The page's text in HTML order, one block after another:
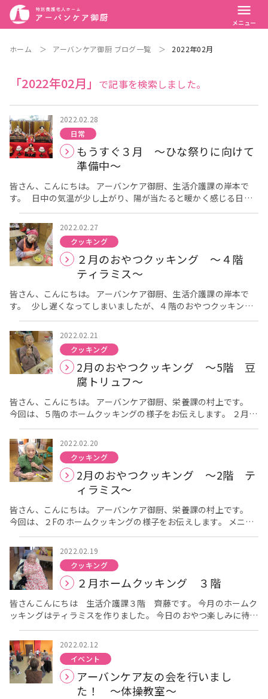
menu
メニュー
ホーム ＞ アーバンケア御厨 ブログ一覧 ＞ 2022年02月
「2022年02月」 で記事を検索しました。
2022.02.28
日常
もうすぐ３月 ～ひな祭りに向けて
準備中～
皆さん、こんにちは。 アーバンケア御厨、生活介護課の岸本で
す。 日中の気温が少し上がり、陽が当たると暖かく感じる日も
ありますね。 しかし、朝晩の冷え込みはまだ強いですので、体調
管理をしっかりなさって下さい。 もうすぐ３月。 ３月の代表的
な行事と言えばひな祭りですよね。 “桃の節句”とも呼ばれます。
桃の木は聖なる木とされていて、邪気払いの力もあるそうです。
今年も１階にひな人形を飾りました。 優しいお顔をされていま
す。 三人官女の真ん中の方は女官長で、結婚しているので眉毛が
ないそうです。 （昔は結婚すると眉毛を剃ったとの事です）
お道具も立派です。 こちらは結納道具になります。 コロナ禍で
すので、集まってのお祝いは出来ませんが、 皆様に見て頂き、少
しでも明るい気分になっていただければと思っています。 フロ
アでもひな人形や春の飾りをしています。 今年はご入居者
様にお内裏様・お雛様になっていただこうと、衣装も準備してい
ます。 その様子もまたこちらでお伝えしたいと思います。
2022.02.27
クッキング
２月のおやつクッキング ～４階
ティラミス～
皆さん、こんにちは。 アーバンケア御厨、生活介護課の岸本で
す。 少し遅くなってしまいましたが、４階のおやつクッキング
の様子をご覧下さい。 メニューは２階、３階と同じティラミスで
す。 感染予防対策をしっかり行いながら、一緒に作りまし
た。 コーヒーのほろ苦さと、程よい甘さのティラミス完成で
す！ 「ティラミス？どんな味がするんやろ？」 「甘すぎ
なくて食べやすいね！」 コーヒー好きの方が多いせいでしょ
うか、とても好評でした。 もうすぐ３月です。 来月は春っぽい
お菓子をご用意したいと思います。
2022.02.21
クッキング
2月のおやつクッキング ～5階 豆
腐トリュフ～
皆さん、こんにちは。 アーバンケア御厨、栄養課の村上です。
今回は、５階のホームクッキングの様子をお伝えします。 ２月
は、バレンタインデーがありましたので、それに因んで、「豆腐
トリュフ」を提供しました。 チョコレートを使わないで、豆
腐とココアパウダーと砂糖のみで作っているので、 冷たくても温
めても、モチモチとした柔らかい触感が楽しめます。
「これ何？チョコレート？」 「甘くて、美味しいね～」 「モチ
モチしてるわ～。もっとないの？」 と１人５粒を目安に提供しま
したが、皆様完食されていました。 また、来年もチョコレート
やココアに因んだ、おやつを提供したいと思います。
2022.02.20
クッキング
2月のおやつクッキング ～2階 テ
ィラミス～
皆さん、こんにちは。 アーバンケア御厨、栄養課の村上です。
今回は、２Fのホームクッキングの様子をお伝えします。 メニュ
ーは、３Fと同じく「ティラミス」を作りました。 まず、カス
テラを違ってバットに入れて、コーヒーをかけて、しっとりさせ
ます。 これが今回の土台になるので、できるだけ平らになるよう
に伸ばしていきます。 次に、ホイップクリームとクリームチー
ズと砂糖を混ぜて、チーズクリームを作り、コーヒー味のカステ
ラの上にかけます。 最後に、ココアパウダーを振りかけて、完
成です！ 普段ミキサー食を召し上がっておられる方も、召し上
がって頂ける程、やわらかいので、ゴムベラでそ～っと切り分け
ていきます。 ほろ苦い層と、甘ーいチーズクリームが、よく合
い、皆さん、いつもよりたくさん召し上がっておられました。
「いや～、あんまり食べたことないけど、美味しいな～」 「これ
やったら、いつでも食べたいわ～」 と大きめにカットした、ティ
ラミスを、完食されていました。
2022.02.19
クッキング
２月ホームクッキング ３階
皆さんこんにちは 生活介護課３階 齊藤です。 今月のホームク
ッキングはティラミスを作りました。 今日のおやつ楽しみに待っ
ています。 「これはこうするのね」と仰りながら手伝って頂いて
います。 完成です。 出来上がったら皆さんで頂きました。 少し
コーヒーの苦みがあり、普段味わえない味で皆さん喜んでおられ
ました。 皆さん喜んで頂き良かったです。 来月もホームクッキ
ングを行いますのでお楽しみに。
2022.02.12
イベント
アーバンケア友の会を行いまし
た！ ～体操教室～